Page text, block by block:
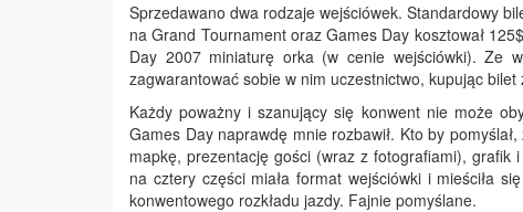
Sprzedawano dwa rodzaje wejściówek. Standardowy
na Grand Tournament oraz Games Day kosztował
Day 2007 miniaturę orka (w cenie wejściówki). Ze
zagwarantować sobie w nim uczestnictwo, kupując bilet
Każdy poważny i szanujący się konwent nie może
Games Day naprawdę mnie rozbawił. Kto by
mapkę, prezentację gości (wraz z fotografiami), grafik
na cztery części miała format wejściówki i mieściła
konwentowego rozkładu jazdy. Fajnie pomyślane.